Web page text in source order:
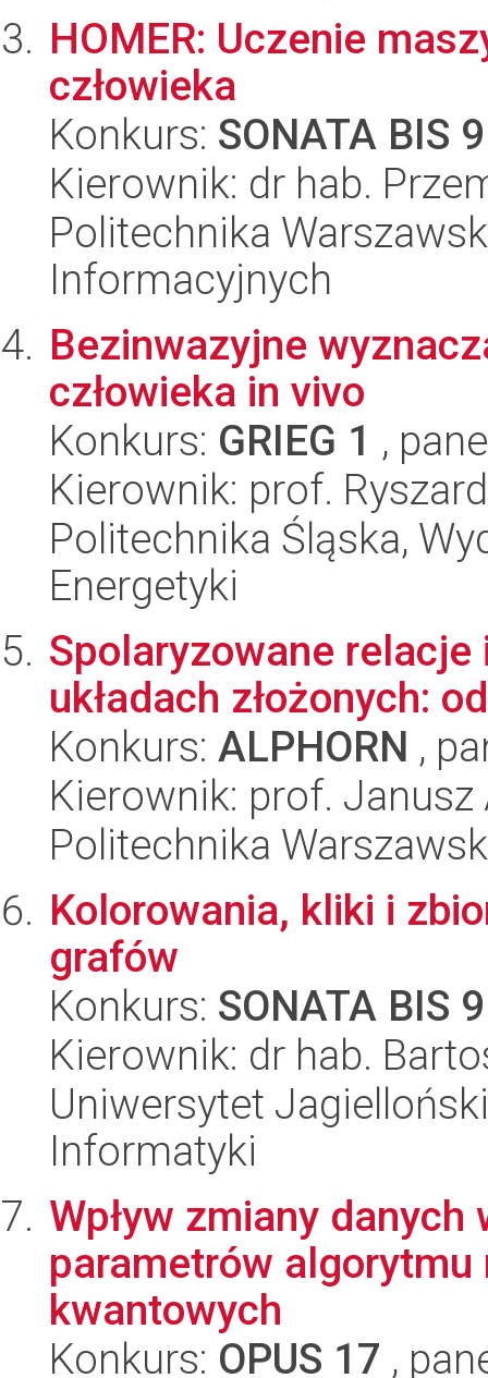
HOMER: Uczenie
człowieka
Konkurs: SONATA BIS 9
Kierownik: dr hab.
Politechnika
Informacyjnych
Bezinwazyjne
człowieka in vivo
Konkurs: GRIEG 1 ,
Kierownik: prof.
Politechnika Śląska,
Energetyki
Spolaryzowane
układach złożonych:
Konkurs: ALPHORN ,
Kierownik: prof. Janusz
Politechnika
Kolorowania, kliki i
grafów
Konkurs: SONATA BIS 9
Kierownik: dr hab.
Uniwersytet
Informatyki
Wpływ zmiany
parametrów
kwantowych
Konkurs: OPUS 17 ,